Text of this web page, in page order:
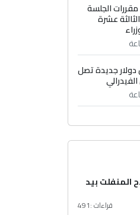
الجلسة
عشرة
دولار جديدة تصل
المنفلت بيد
قراءات :491